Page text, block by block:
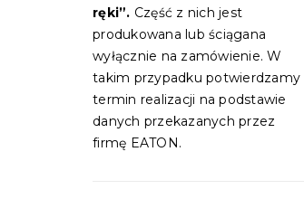
ręki”. Część z nich jest
produkowana lub ściągana
wyłącznie na zamówienie. W
takim przypadku potwierdzamy
termin realizacji na podstawie
danych przekazanych przez
firmę EATON.